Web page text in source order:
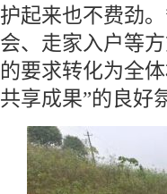
护起来也不费劲
会、走家入户等
的要求转化为全
共享成果”的良好